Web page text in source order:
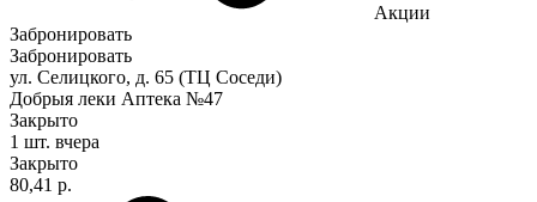
Акции
Забронировать
Забронировать
ул. Селицкого, д. 65 (ТЦ Соседи)
Добрыя леки Аптека №47
Закрыто
1 шт. вчера
Закрыто
80,41 р.